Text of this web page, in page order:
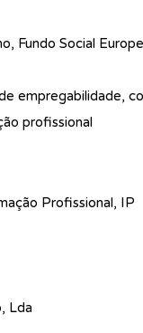
Fundo Social
empregabilidade,
profissional
Profissional, IP
Lda